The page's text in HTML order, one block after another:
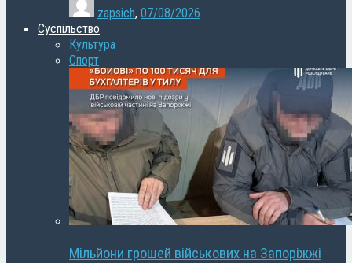
zapsich, 07/08/2026
Суспільство
Культура
Спорт
Мільйони грошей військових на Запоріжжі